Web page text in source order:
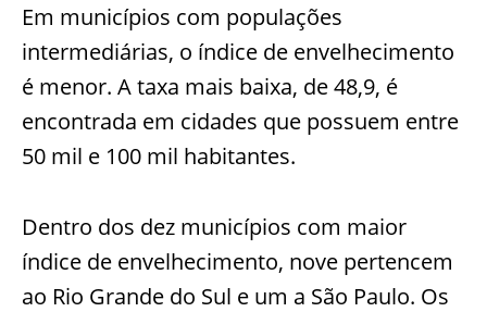
Em municípios com populações
intermediárias, o índice de envelhecimento
é menor. A taxa mais baixa, de 48,9, é
encontrada em cidades que possuem entre
50 mil e 100 mil habitantes.
Dentro dos dez municípios com maior
índice de envelhecimento, nove pertencem
ao Rio Grande do Sul e um a São Paulo. Os